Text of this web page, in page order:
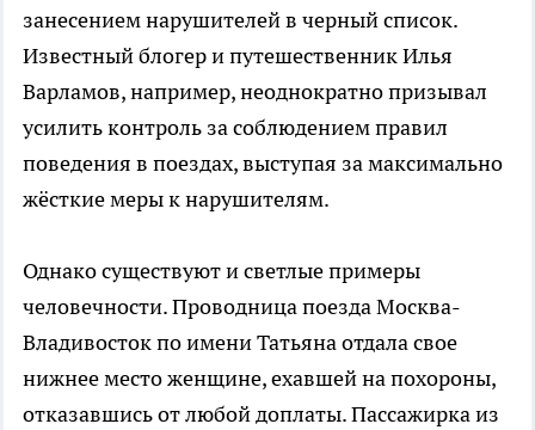
занесением нарушителей в черный список.
Известный блогер и путешественник Илья
Варламов, например, неоднократно призывал
усилить контроль за соблюдением правил
поведения в поездах, выступая за максимально
жёсткие меры к нарушителям.
Однако существуют и светлые примеры
человечности. Проводница поезда Москва-
Владивосток по имени Татьяна отдала свое
нижнее место женщине, ехавшей на похороны,
отказавшись от любой доплаты. Пассажирка из